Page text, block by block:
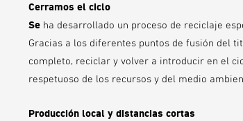
Cerramos el ciclo
Se ha desarrollado un proceso de reciclaje
Gracias a los diferentes puntos de fusión del
completo, reciclar y volver a introducir en el
respetuoso de los recursos y del medio
Producción local y distancias cortas